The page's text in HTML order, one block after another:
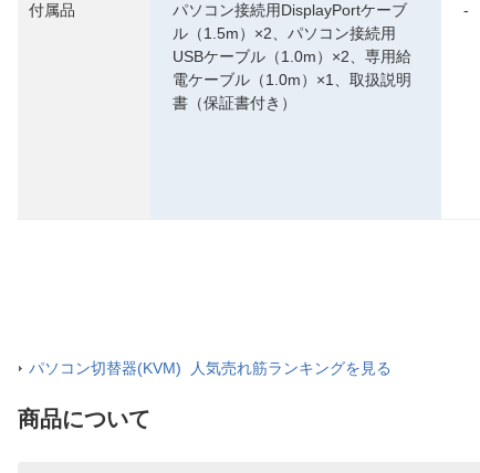
付属品
パソコン接続用DisplayPortケーブ
ル（1.5m）×2、パソコン接続用
USBケーブル（1.0m）×2、専用給
電ケーブル（1.0m）×1、取扱説明
書（保証書付き）
-
パソコン切替器(KVM) 人気売れ筋ランキングを見る
商品について